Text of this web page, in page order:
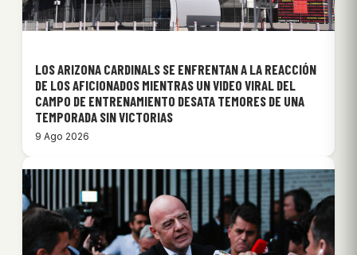
LOS ARIZONA CARDINALS SE ENFRENTAN A LA REACCIÓN
DE LOS AFICIONADOS MIENTRAS UN VIDEO VIRAL DEL
CAMPO DE ENTRENAMIENTO DESATA TEMORES DE UNA
TEMPORADA SIN VICTORIAS
9 Ago 2026